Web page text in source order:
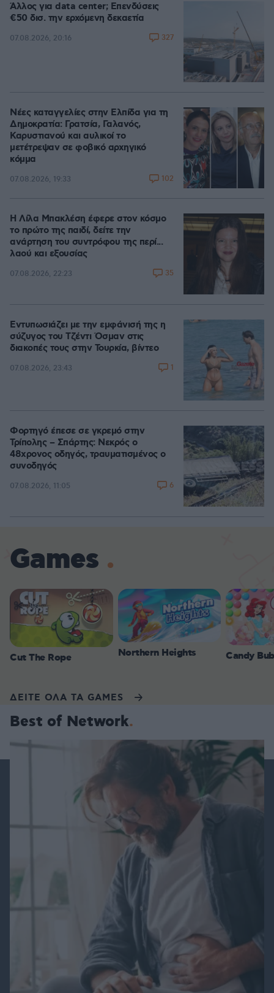
Άλλος για data center; Επενδύσεις
€50 δισ. την ερχόμενη δεκαετία
07.08.2026, 20:16 327
Νέες καταγγελίες στην Ελπίδα για τη
Δημοκρατία: Γρατσία, Γαλανός,
Καρυστιανού και αυλικοί το
μετέτρεψαν σε φοβικό αρχηγικό
κόμμα
07.08.2026, 19:33 102
Η Λίλα Μπακλέση έφερε στον κόσμο
το πρώτο της παιδί, δείτε την
ανάρτηση του συντρόφου της περί...
λαού και εξουσίας
07.08.2026, 22:23 35
Εντυπωσιάζει με την εμφάνισή της η
σύζυγος του Τζέντι Όσμαν στις
διακοπές τους στην Τουρκία, βίντεο
07.08.2026, 23:43 1
Φορτηγό έπεσε σε γκρεμό στην
Τρίπολης – Σπάρτης: Νεκρός ο
48χρονος οδηγός, τραυματισμένος ο
συνοδηγός
07.08.2026, 11:05 6
Games
Cut The Rope Northern Heights Candy
ΔΕΙΤΕ ΟΛΑ ΤΑ GAMES
Best of Network